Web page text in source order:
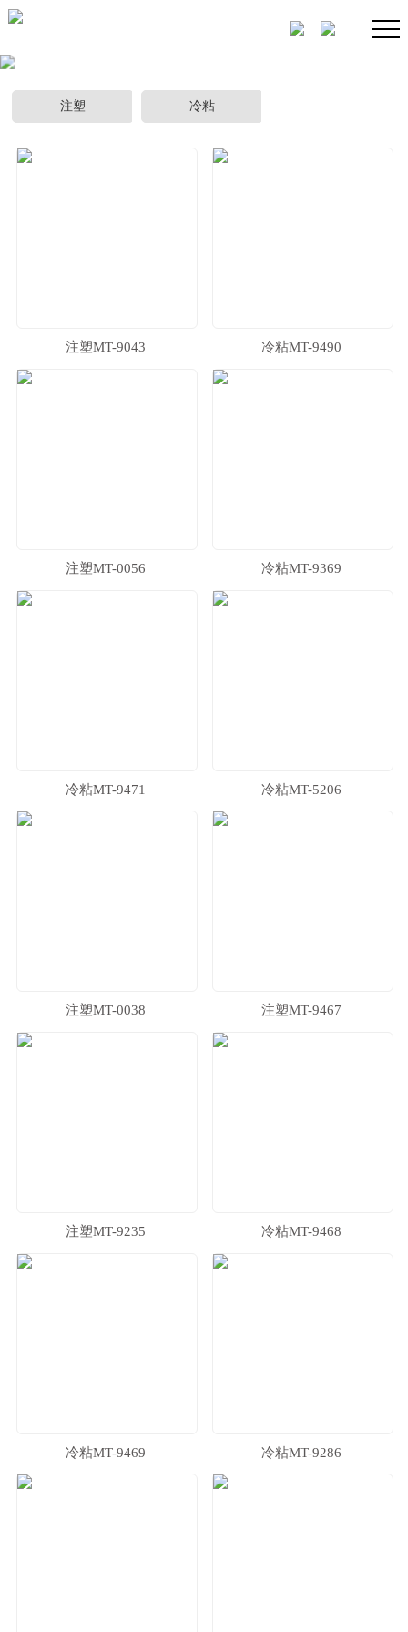
注塑 冷粘
注塑MT-9043 冷粘MT-9490
注塑MT-0056 冷粘MT-9369
冷粘MT-9471 冷粘MT-5206
注塑MT-0038 注塑MT-9467
注塑MT-9235 冷粘MT-9468
冷粘MT-9469 冷粘MT-9286